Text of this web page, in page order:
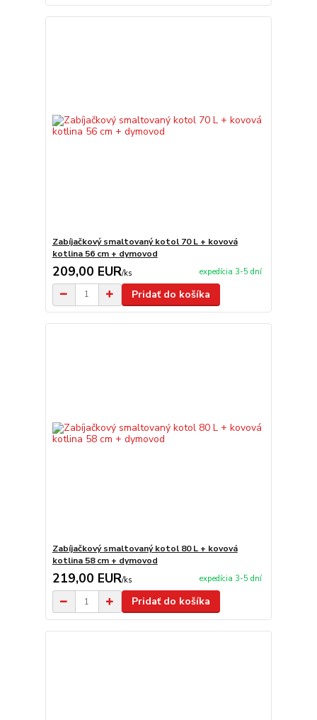
Zabíjačkový smaltovaný kotol 70 L + kovová
kotlina 56 cm + dymovod
209,00 EUR/ks expedícia 3-5 dní
Pridať do košíka
Zabíjačkový smaltovaný kotol 80 L + kovová
kotlina 58 cm + dymovod
219,00 EUR/ks expedícia 3-5 dní
Pridať do košíka